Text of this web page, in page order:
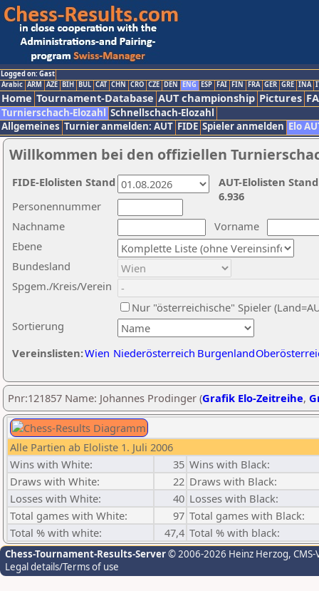
Logged on: Gast
Arabic ARM AZE BIH BUL CAT CHN CRO CZE DEN ENG ESP FAI FIN FRA GER GRE INA
Home Tournament-Database AUT championship Pictures
Turnierschach-Elozahl Schnellschach-Elozahl
Allgemeines Turnier anmelden: AUT FIDE Spieler anmelden Elo
Willkommen bei den offiziellen
Nachname
Vorname
Ebene
Sortierung
Personennummer
Bundesland
Spgem./Kreis/Verein
Nur "österreichische" Spieler
Vereinslisten:Wien Niederösterreich Burgenland
AUT-Elolisten
6.936
FIDE-Elolisten Stand
Pnr:121857 Name: Johannes Prodinger (Grafik Elo-Zeitreihe,
Alle Partien ab Eloliste 1. Juli 2006
Wins with White:
35 Wins with Black:
Draws with White:
22 Draws with Black:
Losses with White:
40 Losses with Black:
Total games with White:
97 Total games with Black:
Total % with white:
47,4 Total % with black:
Chess-Tournament-Results-Server© 2006-2026 Heinz Herzog,
Legal details/Terms of use